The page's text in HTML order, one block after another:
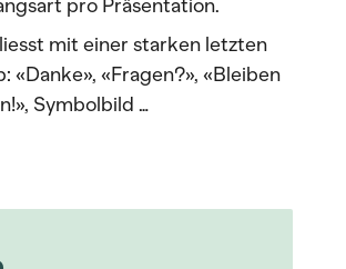
pro Präsentation.
mit einer starken letzten
«Danke», «Fragen?», «Bleiben
Symbolbild …